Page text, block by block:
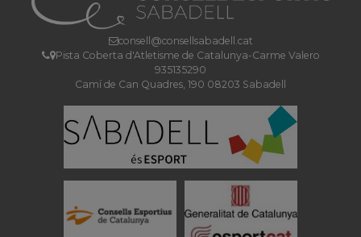
consell@consellsabadell.cat
Pista Coberta d'Atletisme de Catalunya-Carme Valero
935135290
Camí de Can Quadres, 190 08203 Sabadell